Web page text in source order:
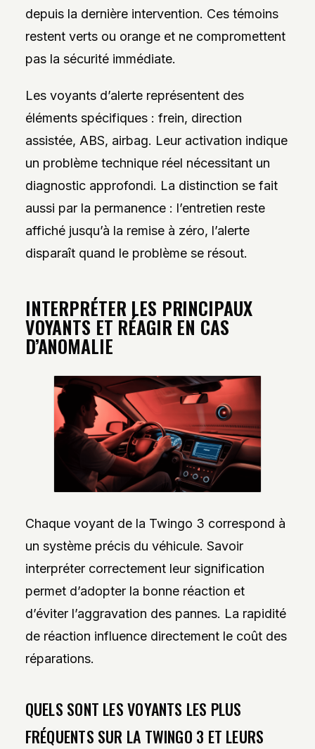
depuis la dernière intervention. Ces témoins
restent verts ou orange et ne compromettent
pas la sécurité immédiate.
Les voyants d’alerte représentent des
éléments spécifiques : frein, direction
assistée, ABS, airbag. Leur activation indique
un problème technique réel nécessitant un
diagnostic approfondi. La distinction se fait
aussi par la permanence : l’entretien reste
affiché jusqu’à la remise à zéro, l’alerte
disparaît quand le problème se résout.
INTERPRÉTER LES PRINCIPAUX
VOYANTS ET RÉAGIR EN CAS
D’ANOMALIE
Chaque voyant de la Twingo 3 correspond à
un système précis du véhicule. Savoir
interpréter correctement leur signification
permet d’adopter la bonne réaction et
d’éviter l’aggravation des pannes. La rapidité
de réaction influence directement le coût des
réparations.
QUELS SONT LES VOYANTS LES PLUS
FRÉQUENTS SUR LA TWINGO 3 ET LEURS